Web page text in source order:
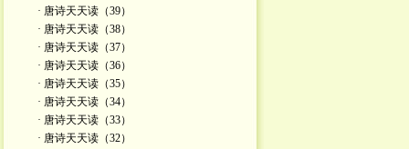
· 唐诗天天读（39）
· 唐诗天天读（38）
· 唐诗天天读（37）
· 唐诗天天读（36）
· 唐诗天天读（35）
· 唐诗天天读（34）
· 唐诗天天读（33）
· 唐诗天天读（32）